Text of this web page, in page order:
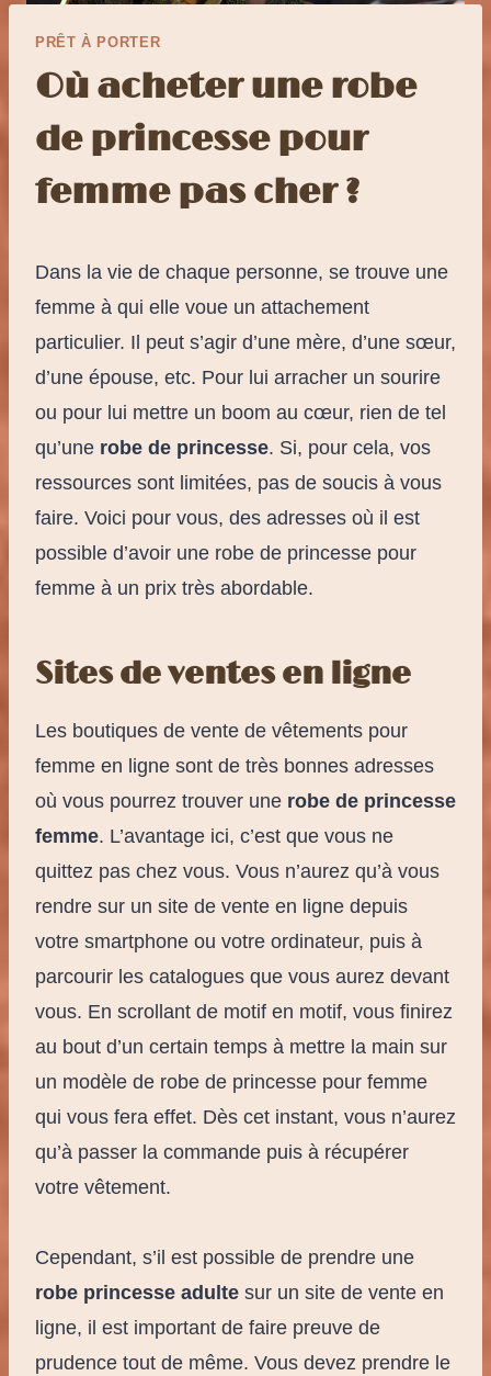
PRÊT À PORTER
Où acheter une robe
de princesse pour
femme pas cher ?
Dans la vie de chaque personne, se trouve une
femme à qui elle voue un attachement
particulier. Il peut s’agir d’une mère, d’une sœur,
d’une épouse, etc. Pour lui arracher un sourire
ou pour lui mettre un boom au cœur, rien de tel
qu’une robe de princesse. Si, pour cela, vos
ressources sont limitées, pas de soucis à vous
faire. Voici pour vous, des adresses où il est
possible d’avoir une robe de princesse pour
femme à un prix très abordable.
Sites de ventes en ligne
Les boutiques de vente de vêtements pour
femme en ligne sont de très bonnes adresses
où vous pourrez trouver une robe de princesse
femme. L’avantage ici, c’est que vous ne
quittez pas chez vous. Vous n’aurez qu’à vous
rendre sur un site de vente en ligne depuis
votre smartphone ou votre ordinateur, puis à
parcourir les catalogues que vous aurez devant
vous. En scrollant de motif en motif, vous finirez
au bout d’un certain temps à mettre la main sur
un modèle de robe de princesse pour femme
qui vous fera effet. Dès cet instant, vous n’aurez
qu’à passer la commande puis à récupérer
votre vêtement.
Cependant, s’il est possible de prendre une
robe princesse adulte sur un site de vente en
ligne, il est important de faire preuve de
prudence tout de même. Vous devez prendre le